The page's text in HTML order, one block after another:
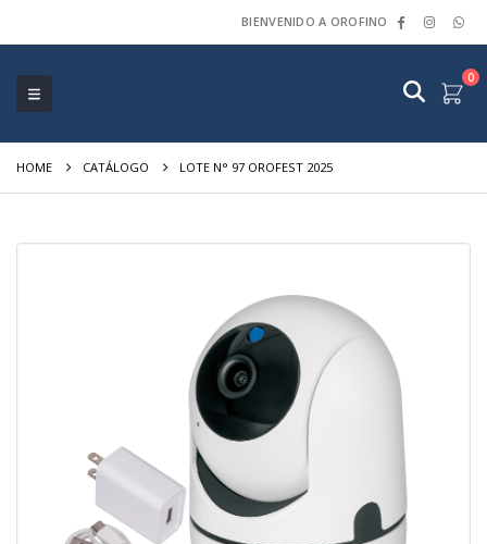
BIENVENIDO A OROFINO
0
HOME CATÁLOGO LOTE N° 97 OROFEST 2025